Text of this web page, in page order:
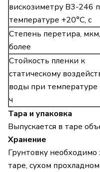
вискозиметру В3-246
температуре +20°С, с
Степень перетира,
более
Стойкость пленки к
статическому
воды при температуре
ч
Тара и упаковка
Выпускается в таре
Хранение
Грунтовку
таре, сухом